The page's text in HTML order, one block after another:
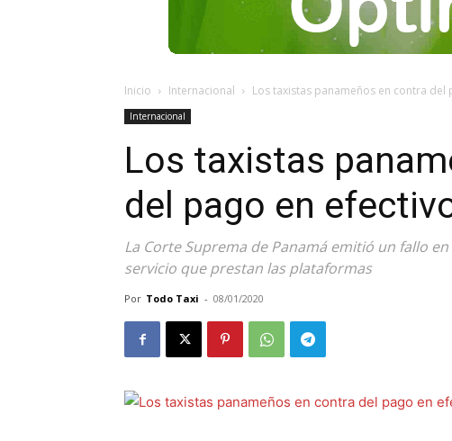
Inicio Internacional Los taxistas panameños en contra del
Internacional
Los taxistas
del pago en
La Corte Suprema de Panamá emitió un fallo
servicio que prestan las plataformas
Por Todo Taxi - 08/01/2020